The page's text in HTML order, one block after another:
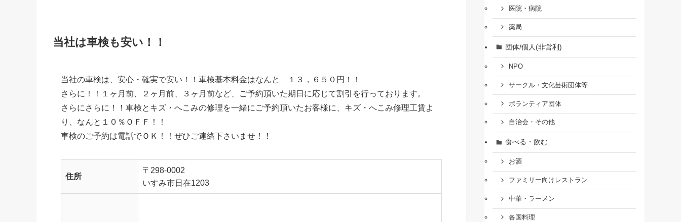
当社は車検も安い！！
当社の車検は、安心・確実で安い！！車検基本料金はなんと １３，６５０円！！
さらに！！１ヶ月前、２ヶ月前、３ヶ月前など、ご予約頂いた期日に応じて割引を行っております。
さらにさらに！！車検とキズ・へこみの修理を一緒にご予約頂いたお客様に、キズ・へこみ修理工賃よ
り、なんと１０％ＯＦＦ！！
車検のご予約は電話でＯＫ！！ぜひご連絡下さいませ！！
住所
〒298-0002
いすみ市日在1203
医院・病院
薬局
団体/個人(非営利)
NPO
サークル・文化芸術団体等
ボランティア団体
自治会・その他
食べる・飲む
お酒
ファミリー向けレストラン
中華・ラーメン
各国料理